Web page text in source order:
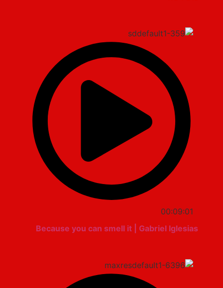
00:09:01
Because you can smell it | Gabriel Iglesias